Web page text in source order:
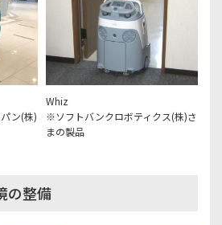
ン(株)
Whiz
※ソフトバンクロボティクス(株)さ
まの製品
の整備